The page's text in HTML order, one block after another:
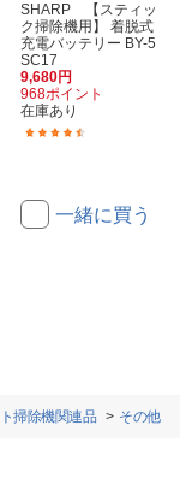
SHARP 【スティッ
ク掃除機用】 着脱式
充電バッテリー BY-5
SC17
9,680円
968ポイント
在庫あり
一緒に買う
掃除機関連品 その他